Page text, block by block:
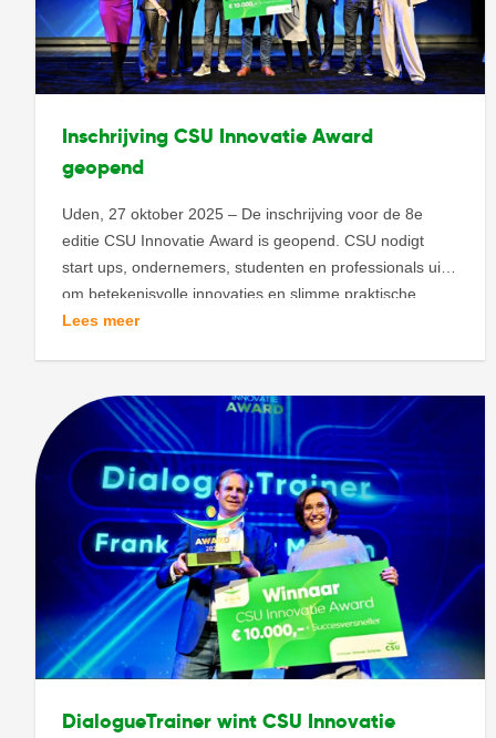
Inschrijving CSU Innovatie Award
geopend
Uden, 27 oktober 2025 – De inschrijving voor de 8e
editie CSU Innovatie Award is geopend. CSU nodigt
start ups, ondernemers, studenten en professionals uit
om betekenisvolle innovaties en slimme praktische
oplossingen voor de facilitaire sector te delen. Om een
Nederland. […]
Lees meer
DialogueTrainer wint CSU Innovatie